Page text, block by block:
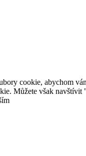
cookie, abychom
Můžete však